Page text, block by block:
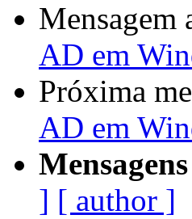
Mensagem
AD em
Próxima
AD em
] [ author ]